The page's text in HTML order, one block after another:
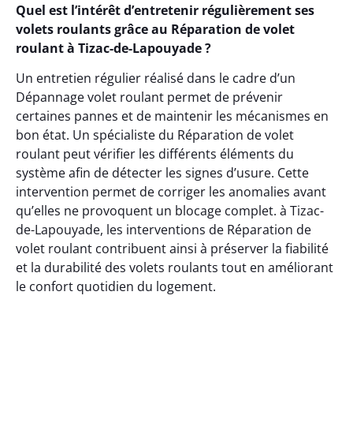
Quel est l’intérêt d’entretenir régulièrement ses
volets roulants grâce au Réparation de volet
roulant à Tizac-de-Lapouyade ?
Un entretien régulier réalisé dans le cadre d’un
Dépannage volet roulant permet de prévenir
certaines pannes et de maintenir les mécanismes en
bon état. Un spécialiste du Réparation de volet
roulant peut vérifier les différents éléments du
système afin de détecter les signes d’usure. Cette
intervention permet de corriger les anomalies avant
qu’elles ne provoquent un blocage complet. à Tizac-
de-Lapouyade, les interventions de Réparation de
volet roulant contribuent ainsi à préserver la fiabilité
et la durabilité des volets roulants tout en améliorant
le confort quotidien du logement.